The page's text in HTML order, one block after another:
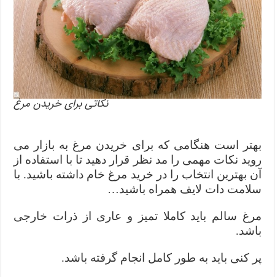
نکاتی برای خریدن مرغ
بهتر است هنگامی که برای خریدن مرغ به بازار می
روید نکات مهمی را مد نظر قرار دهید تا با استفاده از
آن بهترین انتخاب را در خرید مرغ خام داشته باشید. با
سلامت دات لایف همراه باشید…
مرغ سالم باید کاملا تمیز و عاری از ذرات خارجی
باشد.
پر کنی باید به طور کامل انجام گرفته باشد.